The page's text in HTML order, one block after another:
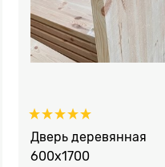
Дверь деревянная
600х1700